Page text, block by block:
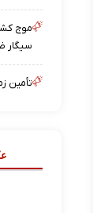
موج
سیگار
تأمین زمین مسکن